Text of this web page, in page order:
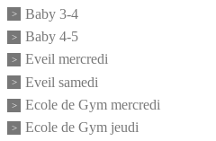
Baby 3-4
Baby 4-5
Eveil mercredi
Eveil samedi
Ecole de Gym mercredi
Ecole de Gym jeudi